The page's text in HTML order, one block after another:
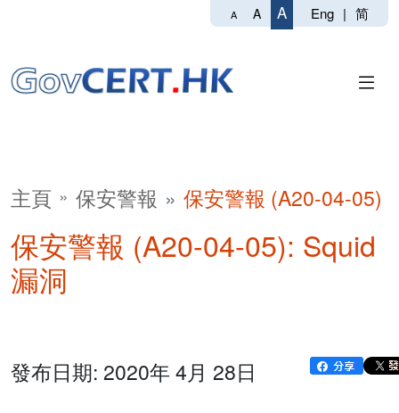
A A A Eng | 简
主頁 保安警報 保安警報 (A20-04-05)
保安警報 (A20-04-05): Squid
漏洞
發布日期: 2020年 4月 28日